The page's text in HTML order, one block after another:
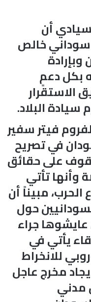
أن
خالص
بكل دعمٍ
الاستقرار
سيادة البلاد.
فيتر سفير
في تصريح
على حقائق
وأنها تأتي
مبيناً أن
حول
جراء
يأتي في
للانخراط
مخرج عاجل
مدني